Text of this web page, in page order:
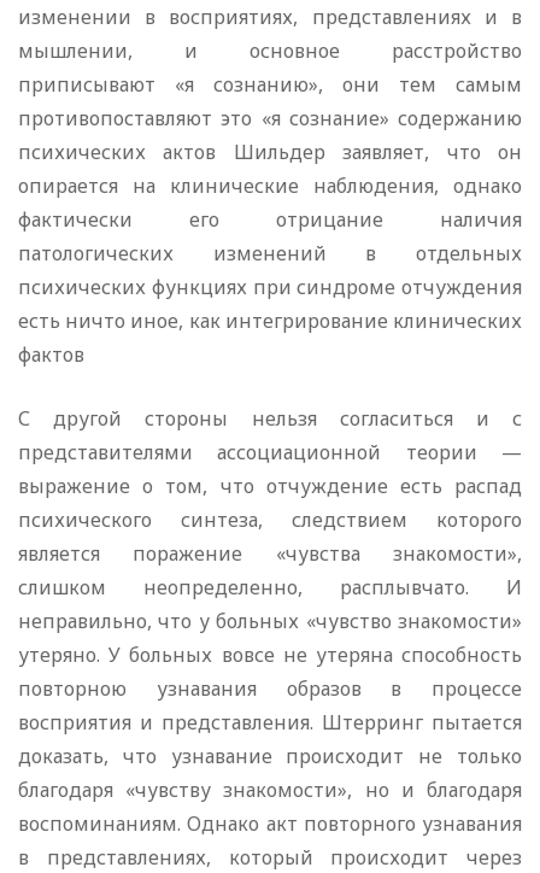
изменении в восприятиях, представлениях и в
мышлении, и основное расстройство
приписывают «я сознанию», они тем самым
противопоставляют это «я сознание» содержанию
психических актов Шильдер заявляет, что он
опирается на клинические наблюдения, однако
фактически его отрицание наличия
патологических изменений в отдельных
психических функциях при синдроме отчуждения
есть ничто иное, как интегрирование клинических
фактов
С другой стороны нельзя согласиться и с
представителями ассоциационной теории —
выражение о том, что отчуждение есть распад
психического синтеза, следствием которого
является поражение «чувства знакомости»,
слишком неопределенно, расплывчато. И
неправильно, что у больных «чувство знакомости»
утеряно. У больных вовсе не утеряна способность
повторною узнавания образов в процессе
восприятия и представления. Штерринг пытается
доказать, что узнавание происходит не только
благодаря «чувству знакомости», но и благодаря
воспоминаниям. Однако акт повторного узнавания
в представлениях, который происходит через